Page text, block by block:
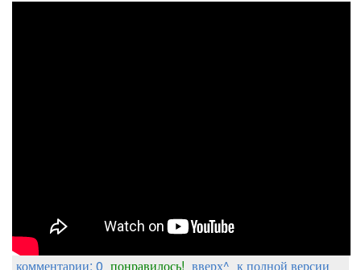
комментарии: 0 понравилось! вверх^ к полной версии